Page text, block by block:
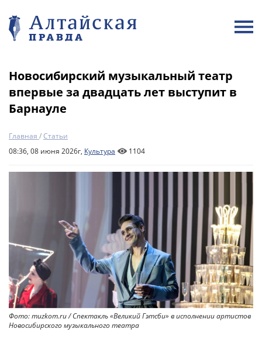
Новосибирский музыкальный театр
впервые за двадцать лет выступит в
Барнауле
Главная /Статьи
08:36, 08 июня 2026г, Культура 1104
Фото: muzkom.ru / Cпектакль «Великий Гэтсби» в исполнении артистов
Новосибирского музыкального театра